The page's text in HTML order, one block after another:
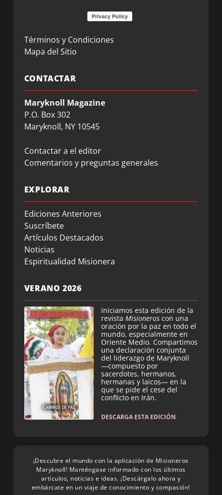
Términos y Condiciones
Mapa del Sitio
CONTACTAR
Maryknoll Magazine
P.O. Box 302
Maryknoll, NY 10545
Contactar a el editor
Comentarios y preguntas generales
EXPLORAR
Ediciones Anteriores
Suscríbete
Artículos Destacados
Noticias
Espiritualidad Misionera
VERANO 2026
Iniciamos esta edición de la
revista Misioneros con una
oración por la paz en todo el
mundo, especialmente en
Oriente Medio. Compartimos
una declaración conjunta
del liderazgo de Maryknoll
—compuesto por
sacerdotes, hermanos,
hermanas y laicos— en la
que se pide el cese del
conflicto en Irán.
DESCARGA ESTA EDICIÓN
¡Descubre el mundo con la aplicación de Misioneros
Maryknoll! Manténgase informado con los últimos
artículos, noticias e ideas. ¡Descárgalo ahora y
embárcate en un viaje de conocimiento y compasión!